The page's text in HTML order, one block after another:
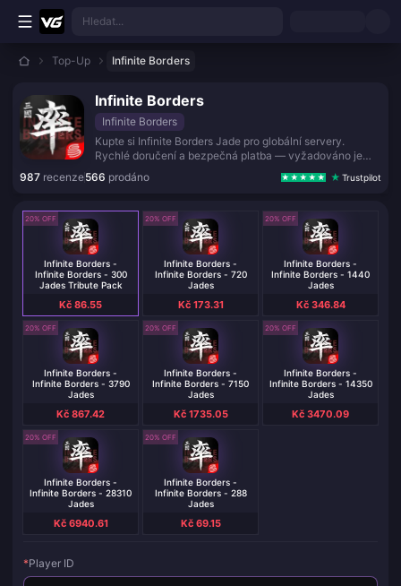
Přejít k hlavnímu obsahu
Hledat...
Top-Up Infinite Borders
Infinite Borders
Infinite Borders
Kupte si Infinite Borders Jade pro globální servery.
Rychlé doručení a bezpečná platba — vyžadováno je
pouze vaše User ID.
987 recenze566 prodáno Trustpilot
20% OFF
Infinite Borders -
Infinite Borders - 300
Jades Tribute Pack
Kč 86.55
20% OFF
Infinite Borders -
Infinite Borders - 720
Jades
Kč 173.31
20% OFF
Infinite Borders -
Infinite Borders - 1440
Jades
Kč 346.84
20% OFF
Infinite Borders -
Infinite Borders - 3790
Jades
Kč 867.42
20% OFF
Infinite Borders -
Infinite Borders - 7150
Jades
Kč 1735.05
20% OFF
Infinite Borders -
Infinite Borders - 14350
Jades
Kč 3470.09
20% OFF
Infinite Borders -
Infinite Borders - 28310
Jades
Kč 6940.61
20% OFF
Infinite Borders -
Infinite Borders - 288
Jades
Kč 69.15
*Player ID